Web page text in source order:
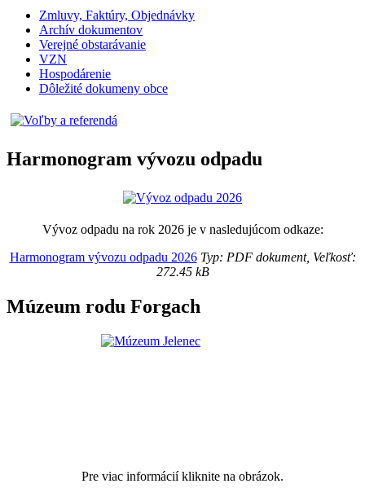
Zmluvy, Faktúry, Objednávky
Archív dokumentov
Verejné obstarávanie
VZN
Hospodárenie
Dôležité dokumeny obce
Harmonogram vývozu odpadu
Vývoz odpadu na rok 2026 je v nasledujúcom odkaze:
Harmonogram vývozu odpadu 2026Typ: PDF dokument, Veľkosť:
272.45 kB
Múzeum rodu Forgach
Pre viac informácií kliknite na obrázok.